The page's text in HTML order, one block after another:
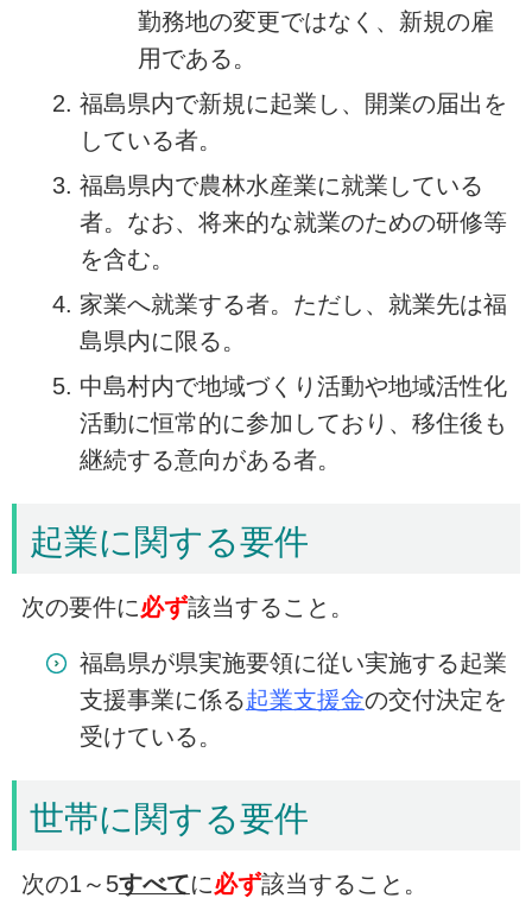
勤務地の変更ではなく、新規の雇
用である。
福島県内で新規に起業し、開業の届出を
している者。
福島県内で農林水産業に就業している
者。なお、将来的な就業のための研修等
を含む。
家業へ就業する者。ただし、就業先は福
島県内に限る。
中島村内で地域づくり活動や地域活性化
活動に恒常的に参加しており、移住後も
継続する意向がある者。
起業に関する要件
次の要件に必ず該当すること。
福島県が県実施要領に従い実施する起業
支援事業に係る起業支援金の交付決定を
受けている。
世帯に関する要件
次の1～5すべてに必ず該当すること。